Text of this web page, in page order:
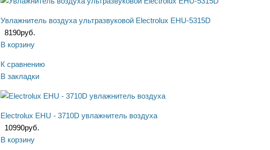
Увлажнитель воздуха ультразвуковой Electrolux EHU-5315D
8190руб.
В корзину
К сравнению
В закладки
Electrolux EHU - 3710D увлажнитель воздуха
10990руб.
В корзину